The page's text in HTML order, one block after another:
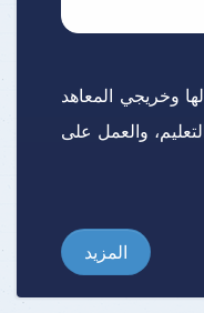
وخريجي المعاهد
والعمل على
المزيد